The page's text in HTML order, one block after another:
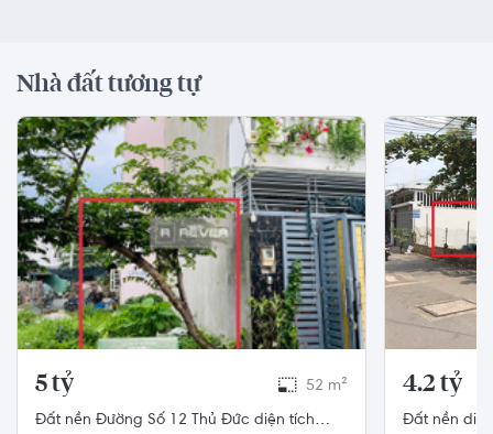
Nhà đất tương tự
5 tỷ 52 m²
Đất nền Đường Số 12 Thủ Đức diện tích
4.2 tỷ
Đất nền